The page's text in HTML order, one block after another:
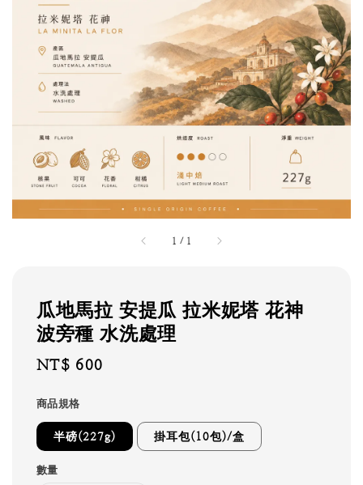
1 / 1
瓜地馬拉 安提瓜 拉米妮塔 花神
波旁種 水洗處理
Regular
NT$ 600
商品規格
半磅(227g) 掛耳包(10包)/盒
數量